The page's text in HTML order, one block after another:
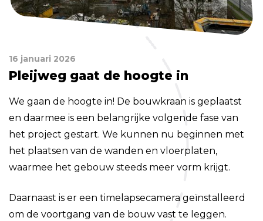
16 januari 2026
Pleijweg gaat de hoogte in
We gaan de hoogte in! De bouwkraan is geplaatst
en daarmee is een belangrijke volgende fase van
het project gestart. We kunnen nu beginnen met
het plaatsen van de wanden en vloerplaten,
waarmee het gebouw steeds meer vorm krijgt.
Daarnaast is er een timelapsecamera geïnstalleerd
om de voortgang van de bouw vast te leggen.